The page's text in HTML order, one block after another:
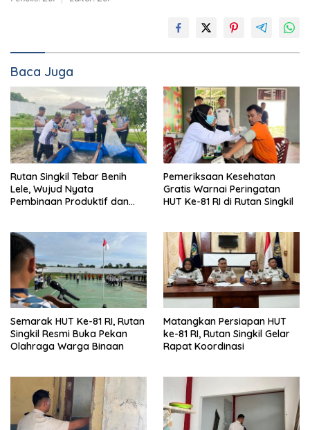
Baca Juga
Rutan Singkil Tebar Benih
Lele, Wujud Nyata
Pembinaan Produktif dan
Pemeriksaan Kesehatan
Gratis Warnai Peringatan
HUT Ke-81 RI di Rutan Singkil
Semarak HUT Ke-81 RI, Rutan
Singkil Resmi Buka Pekan
Olahraga Warga Binaan
Matangkan Persiapan HUT
ke-81 RI, Rutan Singkil Gelar
Rapat Koordinasi